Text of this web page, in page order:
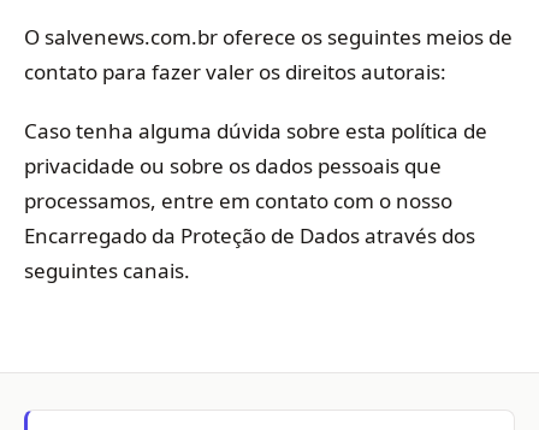
O salvenews.com.br oferece os seguintes meios de
contato para fazer valer os direitos autorais:
Caso tenha alguma dúvida sobre esta política de
privacidade ou sobre os dados pessoais que
processamos, entre em contato com o nosso
Encarregado da Proteção de Dados através dos
seguintes canais.